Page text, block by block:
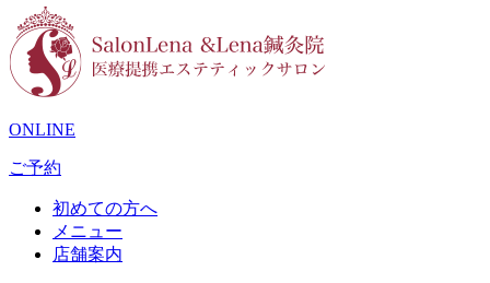
ONLINE
ご予約
初めての方へ
メニュー
店舗案内